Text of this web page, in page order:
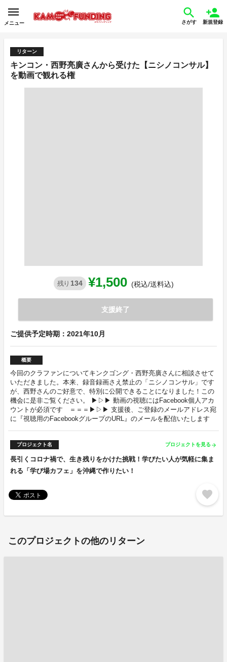
メニュー さがす 新規登録
リターン
キンコン・西野亮廣さんから受けた【ニシノコンサル】
を動画で観れる権
残り 134 ¥1,500 (税込/送料込)
支援終了
ご提供予定時期：2021年10月
概要
今回のクラファンについてキンクゴング・西野亮廣さんに相談させて
いただきました。本来、録音録画さえ禁止の「ニシノコンサル」です
が、西野さんのご好意で、特別に公開できることになりました！この
機会に是非ご覧ください。 ▶▷▶ 動画の視聴にはFacebook個人アカ
ウントが必須です ＝＝＝▶▷▶ 支援後、ご登録のメールアドレス宛
に『視聴用のFacebookグループのURL』のメールを配信いたします
プロジェクト名 プロジェクトを見る arrow_forward
長引くコロナ禍で、生き残りをかけた挑戦！学びたい人が気軽に集ま
れる「学び場カフェ」を沖縄で作りたい！
favorite
このプロジェクトの他のリターン